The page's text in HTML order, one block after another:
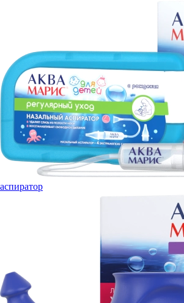
аспиратор